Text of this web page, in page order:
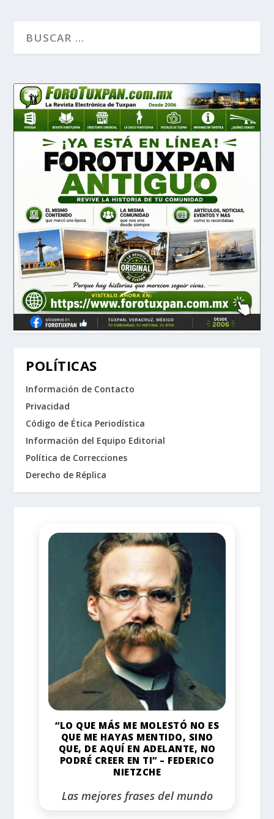
POLÍTICAS
Información de Contacto
Privacidad
Código de Ética Periodística
Información del Equipo Editorial
Política de Correcciones
Derecho de Réplica
“LO QUE MÁS ME MOLESTÓ NO ES
QUE ME HAYAS MENTIDO, SINO
QUE, DE AQUÍ EN ADELANTE, NO
PODRÉ CREER EN TI” – FEDERICO
NIETZCHE
Las mejores frases del mundo